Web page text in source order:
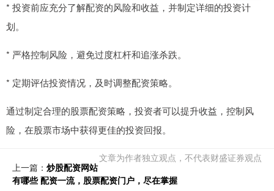
* 投资前应充分了解配资的风险和收益，并制定详细的投资计
划。
* 严格控制风险，避免过度杠杆和追涨杀跌。
* 定期评估投资情况，及时调整配资策略。
通过制定合理的股票配资策略，投资者可以提升收益，控制风
险，在股票市场中获得更佳的投资回报。
文章为作者独立观点，不代表财盛证券观点
上一篇： 炒股配资网站
有哪些 配资一流，股票配资门户，尽在掌握